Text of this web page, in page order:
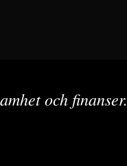
och finanser.